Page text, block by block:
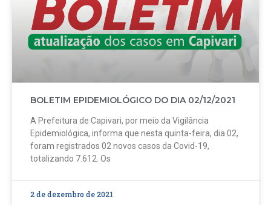
BOLETIM EPIDEMIOLÓGICO DO DIA 02/12/2021
A Prefeitura de Capivari, por meio da Vigilância
Epidemiológica, informa que nesta quinta-feira, dia 02,
foram registrados 02 novos casos da Covid-19,
totalizando 7.612. Os
2 de dezembro de 2021